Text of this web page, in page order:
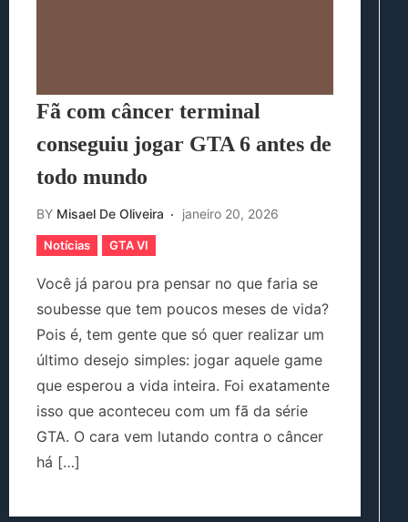
Fã com câncer terminal
conseguiu jogar GTA 6 antes de
todo mundo
BY Misael De Oliveira janeiro 20, 2026
Notícias GTA VI
Você já parou pra pensar no que faria se
soubesse que tem poucos meses de vida?
Pois é, tem gente que só quer realizar um
último desejo simples: jogar aquele game
que esperou a vida inteira. Foi exatamente
isso que aconteceu com um fã da série
GTA. O cara vem lutando contra o câncer
há […]